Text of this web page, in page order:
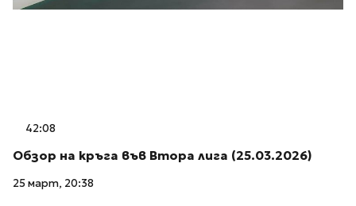
42:08
Обзор на кръга във Втора лига (25.03.2026)
25 март, 20:38